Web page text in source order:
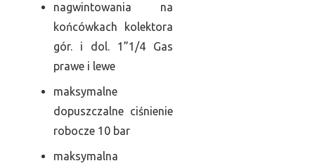
nagwintowania na
końcówkach kolektora
gór. i dol. 1”1/4 Gas
prawe i lewe
maksymalne
dopuszczalne ciśnienie
robocze 10 bar
maksymalna